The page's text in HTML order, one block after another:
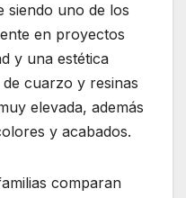
siendo uno de los
en proyectos
y una estética
cuarzo y resinas
elevada, además
y acabados.
comparan